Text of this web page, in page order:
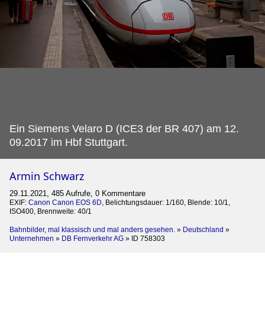
Ein Siemens Velaro D (ICE3 der BR 407) am 12.
09.2017 im Hbf Stuttgart.
Armin Schwarz
29.11.2021, 485 Aufrufe, 0 Kommentare
EXIF: Canon Canon EOS 6D, Belichtungsdauer: 1/160, Blende: 10/1,
ISO400, Brennweite: 40/1
Bahnbilder, mal klassisch und mal anders gesehen. » Deutschland »
Unternehmen » DB Fernverkehr AG » ID 758303